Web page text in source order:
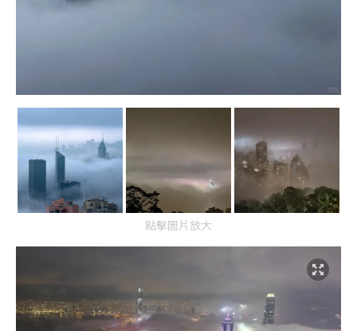
點擊圖片放大